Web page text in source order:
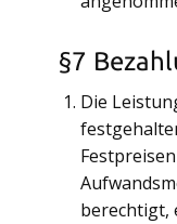
§7
Die
berechtigt,